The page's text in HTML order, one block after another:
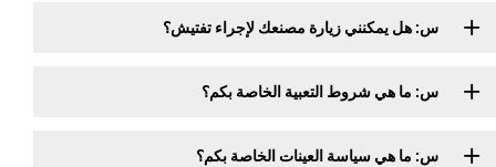
س: هل يمكنني زيارة مصنعك لإجراء تفتيش؟
س: ما هي شروط التعبية الخاصة بكم؟
س: ما هي سياسة العينات الخاصة بكم؟